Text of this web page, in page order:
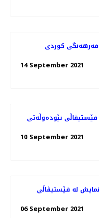
فەرهەنگی کوردی
14 September 2021
نێودەوڵەتی
10 September 2021
لە فێستیڤاڵی
06 September 2021